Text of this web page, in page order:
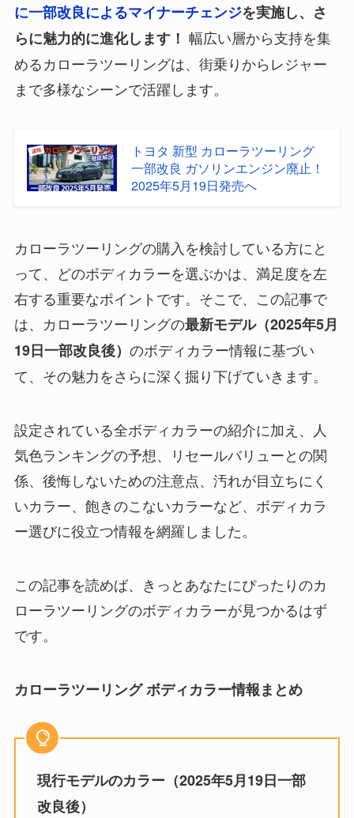
に一部改良によるマイナーチェンジを実施し、さ
らに魅力的に進化します！ 幅広い層から支持を集
めるカローラツーリングは、街乗りからレジャー
まで多様なシーンで活躍します。
トヨタ 新型 カローラツーリング
一部改良 ガソリンエンジン廃止！
2025年5月19日発売へ
カローラツーリングの購入を検討している方にと
って、どのボディカラーを選ぶかは、満足度を左
右する重要なポイントです。そこで、この記事で
は、カローラツーリングの最新モデル（2025年5月
19日一部改良後） のボディカラー情報に基づい
て、その魅力をさらに深く掘り下げていきます。
設定されている全ボディカラーの紹介に加え、人
気色ランキングの予想、リセールバリューとの関
係、後悔しないための注意点、汚れが目立ちにく
いカラー、飽きのこないカラーなど、ボディカラ
ー選びに役立つ情報を網羅しました。
この記事を読めば、きっとあなたにぴったりのカ
ローラツーリングのボディカラーが見つかるはず
です。
カローラツーリング ボディカラー情報まとめ
現行モデルのカラー（2025年5月19日一部
改良後）